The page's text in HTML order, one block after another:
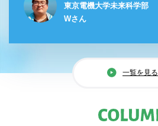
東京電機大学未来科学部
Wさん
一覧を見る